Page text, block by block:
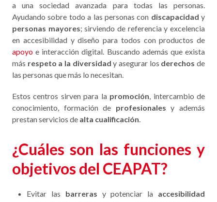
a una sociedad avanzada para todas las personas.
Ayudando sobre todo a las personas con discapacidad y
personas mayores; sirviendo de referencia y excelencia
en accesibilidad y diseño para todos con productos de
apoyo e interacción digital. Buscando además que exista
más respeto a la diversidad y asegurar los derechos de
las personas que más lo necesitan.
Estos centros sirven para lapromoción, intercambio de
conocimiento, formación de profesionales y además
prestan servicios de alta cualificación.
¿Cuáles son las funciones y
objetivos del CEAPAT?
Evitar las barreras y potenciar la accesibilidad